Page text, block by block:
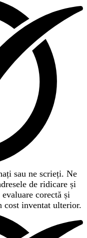
sau ne scrieți. Ne
de ridicare și
corectă și
inventat ulterior.